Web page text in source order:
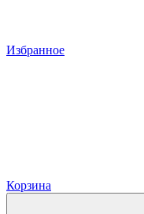
Избранное
Корзина